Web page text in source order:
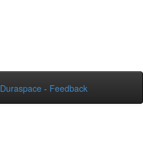
Duraspace - Feedback